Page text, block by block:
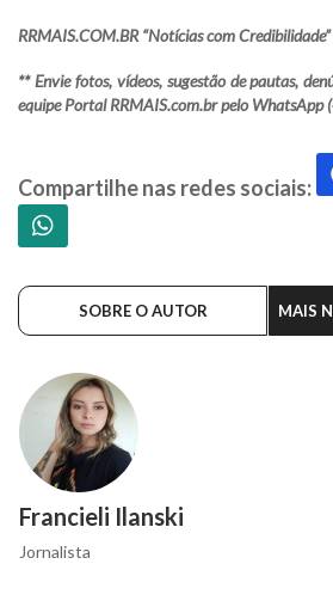
RRMAIS.COM.BR “Notícias com
** Envie fotos, vídeos, sugestão de pautas,
equipe Portal RRMAIS.com.br pelo
Compartilhe nas redes sociais:
SOBRE O AUTOR MAIS
Francieli Ilanski
Jornalista